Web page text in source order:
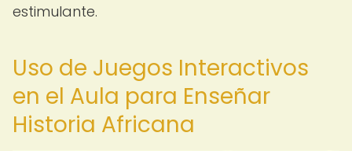
estimulante.
Uso de Juegos Interactivos
en el Aula para Enseñar
Historia Africana